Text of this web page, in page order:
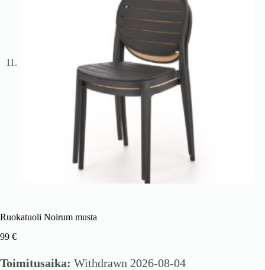
Ruokatuoli Noirum musta
99 €
Toimitusaika: Withdrawn 2026-08-04